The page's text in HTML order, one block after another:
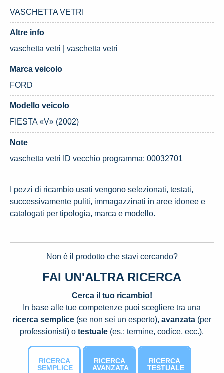
VASCHETTA VETRI
Altre info
vaschetta vetri | vaschetta vetri
Marca veicolo
FORD
Modello veicolo
FIESTA «V» (2002)
Note
vaschetta vetri ID vecchio programma: 00032701
I pezzi di ricambio usati vengono selezionati, testati,
successivamente puliti, immagazzinati in aree idonee e
catalogati per tipologia, marca e modello.
Non è il prodotto che stavi cercando?
FAI UN'ALTRA RICERCA
Cerca il tuo ricambio!
In base alle tue competenze puoi scegliere tra una
ricerca semplice (se non sei un esperto), avanzata (per
professionisti) o testuale (es.: termine, codice, ecc.).
RICERCA
SEMPLICE
RICERCA
AVANZATA
RICERCA
TESTUALE